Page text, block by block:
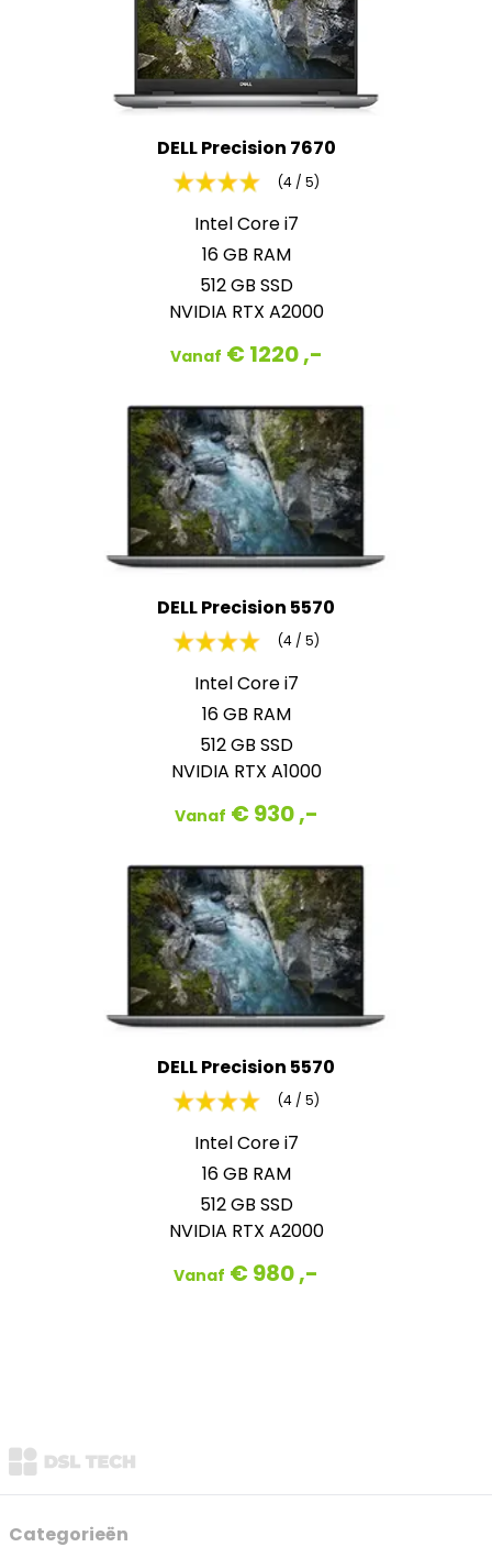
DELL Precision 7670
(4 / 5)
Intel Core i7
16 GB RAM
512 GB SSD
NVIDIA RTX A2000
Vanaf € 1220 ,-
DELL Precision 5570
(4 / 5)
Intel Core i7
16 GB RAM
512 GB SSD
NVIDIA RTX A1000
Vanaf € 930 ,-
DELL Precision 5570
(4 / 5)
Intel Core i7
16 GB RAM
512 GB SSD
NVIDIA RTX A2000
Vanaf € 980 ,-
Categorieën